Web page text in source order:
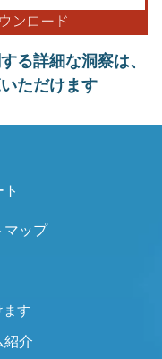
る詳細な洞察は、
ただけます
マップ
す
紹介